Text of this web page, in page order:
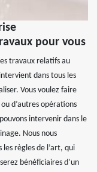
pour vous
travaux relatifs au
dans tous les
Vous voulez faire
d’autres opérations
intervenir dans le
Nous nous
règles de l’art, qui
bénéficiaires d’un